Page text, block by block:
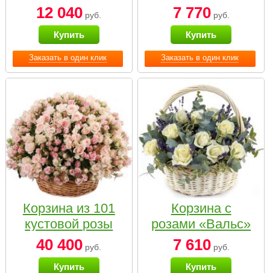
Заказать в один клик
12 040 руб.
Купить
Заказать в один клик
7 770руб.
Купить
Корзина из 101
кустовой розы
нежных тонов
40 400 руб.
Купить
Корзина с
розами «Вальс»
7 610руб.
Купить